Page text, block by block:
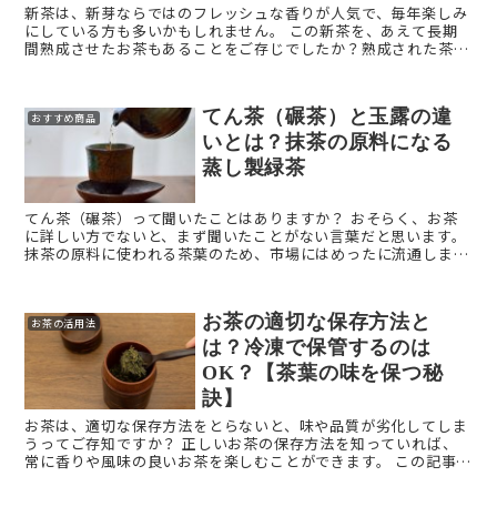
新茶は、新芽ならではのフレッシュな香りが人気で、毎年楽しみ
にしている方も多いかもしれません。 この新茶を、あえて長期
間熟成させたお茶もあることをご存じでしたか？熟成された茶葉
おすすめ商品
てん茶（碾茶）と玉露の違
いとは？抹茶の原料になる
蒸し製緑茶
てん茶（碾茶）って聞いたことはありますか？ おそらく、お茶
に詳しい方でないと、まず聞いたことがない言葉だと思います。
抹茶の原料に使われる茶葉のため、市場にはめったに流通しませ
お茶の活用法
お茶の適切な保存方法と
は？冷凍で保管するのは
OK？【茶葉の味を保つ秘
訣】
お茶は、適切な保存方法をとらないと、味や品質が劣化してしま
うってご存知ですか？ 正しいお茶の保存方法を知っていれば、
常に香りや風味の良いお茶を楽しむことができます。 この記事で